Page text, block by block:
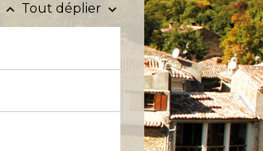
keyboard_arrow_up Tout déplier keyboard_arrow_down